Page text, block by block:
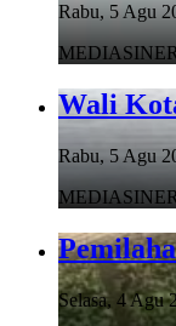
Rabu, 5 Agu
Wali
Rabu, 5 Agu
Selasa, 4 Agu